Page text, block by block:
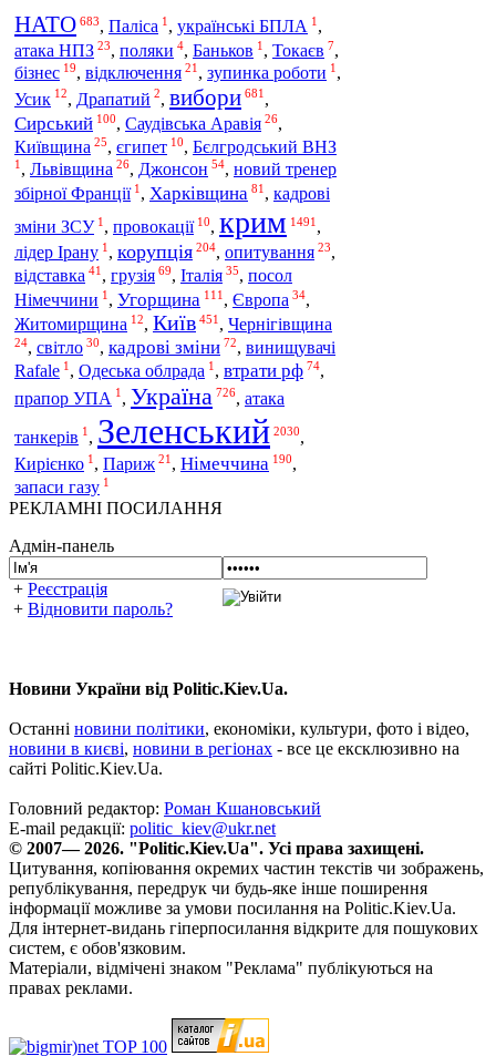
НАТО 683, Паліса 1 , українські БПЛА 1 ,
атака НПЗ 23, поляки 4, Баньков 1 , Токаєв 7,
бізнес 19, відключення 21 , зупинка роботи 1 ,
Усик 12, Драпатий 2, вибори 681 ,
Сирський 100, Саудівська Аравія 26,
Київщина 25, єгипет 10, Бєлгродський ВНЗ
1 , Львівщина 26, Джонсон 54, новий тренер
збірної Франції 1 , Харківщина 81 , кадрові
зміни ЗСУ 1 , провокації 10, крим 1491 ,
лідер Ірану 1 , корупція 204, опитування 23,
відставка 41 , грузія 69, Італія 35, посол
Німеччини 1 , Угорщина 111 , Європа 34,
Житомирщина 12, Київ 451 , Чернігівщина
24, світло 30, кадрові зміни 72, винищувачі
Rafale 1 , Одеська облрада 1 , втрати рф 74,
прапор УПА 1 , Україна 726, атака
танкерів 1 , Зеленський 2030,
Кирієнко 1 , Париж 21 , Німеччина 190,
запаси газу 1
РЕКЛАМНІ ПОСИЛАННЯ
Адмін-панель
+ Реєстрація
+ Відновити пароль?
Новини України від Politic.Kiev.Ua.
Останні новини політики, економіки, культури, фото і відео,
новини в києві, новини в регіонах - все це ексклюзивно на
сайті Politic.Kiev.Ua.
Головний редактор: Роман Кшановський
E-mail редакції: politic_kiev@ukr.net
© 2007— 2026. "Politic.Kiev.Ua". Усі права захищені.
Цитування, копіювання окремих частин текстів чи зображень,
републікування, передрук чи будь-яке інше поширення
інформації можливе за умови посилання на Politic.Kiev.Ua.
Для інтернет-видань гіперпосилання відкрите для пошукових
систем, є обов'язковим.
Матеріали, відмічені знаком "Реклама" публікуються на
правах реклами.